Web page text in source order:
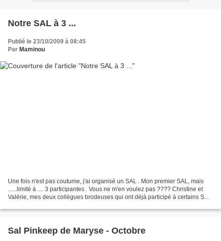
Notre SAL à 3 ...
Publié le 23/10/2009 à 08:45
Par Maminou
Une fois n'est pas coutume, j'ai organisé un SAL . Mon premier SAL, mais
......limité à .... 3 participantes . Vous ne m'en voulez pas ???? Christine et
Valérie, mes deux collègues brodeuses qui ont déjà participé à certains SAL
Sal Pinkeep de Maryse - Octobre